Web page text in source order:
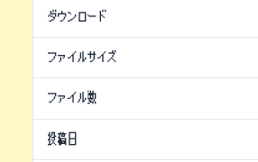
ダウンロード
ファイルサイズ
ファイル数
投稿日